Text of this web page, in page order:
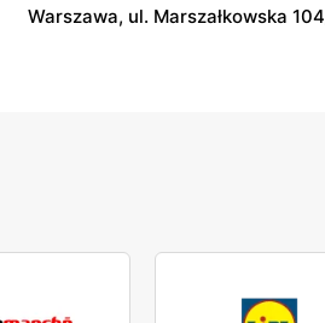
Warszawa, ul. Marszałkowska